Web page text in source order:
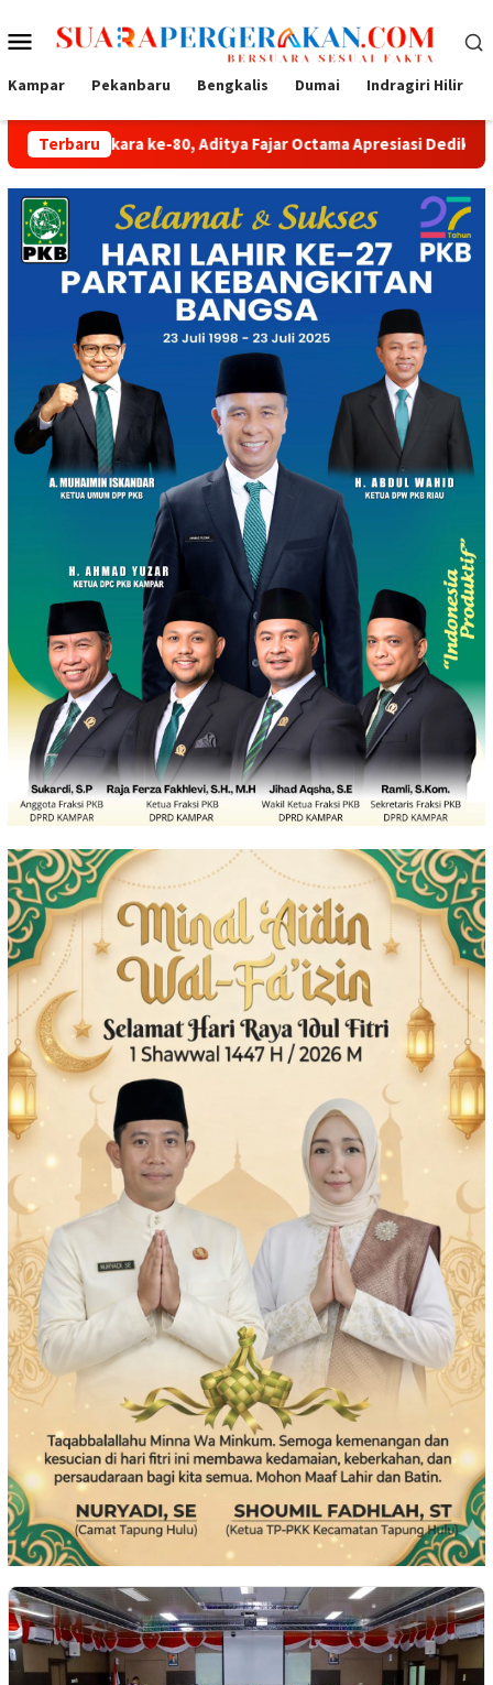
ke
Menu
Mobile
Kampar Pekanbaru Bengkalis Dumai Indragiri Hilir
Terbaru
ke-80, Aditya Fajar Octama Apresiasi Dedikasi Polri untuk